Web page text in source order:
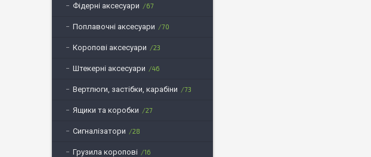
Фідерні аксесуари 67
Поплавочні аксесуари 70
Коропові аксесуари 23
Штекерні аксесуари 46
Вертлюги, застібки, карабіни 73
Ящики та коробки 27
Сигналізатори 28
Грузила коропові 16